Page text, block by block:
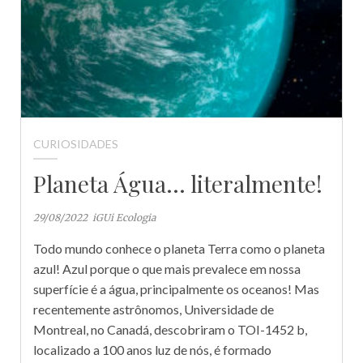
CURIOSIDADES
Planeta Água… literalmente!
29/08/2022 iGUi Ecologia
Todo mundo conhece o planeta Terra como o planeta
azul! Azul porque o que mais prevalece em nossa
superfície é a água, principalmente os oceanos! Mas
recentemente astrônomos, Universidade de
Montreal, no Canadá, descobriram o TOI-1452 b,
localizado a 100 anos luz de nós, é formado